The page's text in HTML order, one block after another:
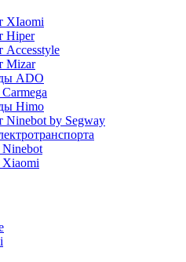
XIaomi
Hiper
Accesstyle
Mizar
ADO
Himo
Ninebot by Segway
Xiaomi